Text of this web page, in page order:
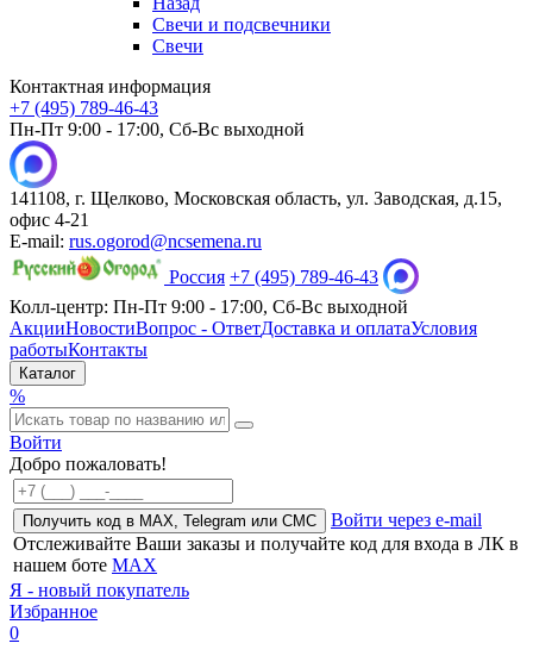
Свечи и подсвечники
Свечи
Контактная информация
+7 (495) 789-46-43
Пн-Пт 9:00 - 17:00, Сб-Вс выходной
141108, г. Щелково, Московская область, ул. Заводская, д.15,
офис 4-21
E-mail: rus.ogorod@ncsemena.ru
Россия +7 (495) 789-46-43
Колл-центр: Пн-Пт 9:00 - 17:00, Сб-Вс выходной
АкцииНовостиВопрос - ОтветДоставка и оплатаУсловия
работыКонтакты
Каталог
%
Войти
Добро пожаловать!
Получить код в MAX, Telegram или СМС
Войти через e-mail
Отслеживайте Ваши заказы и получайте код для входа в ЛК в
нашем боте MAX
Я - новый покупатель
Избранное
0